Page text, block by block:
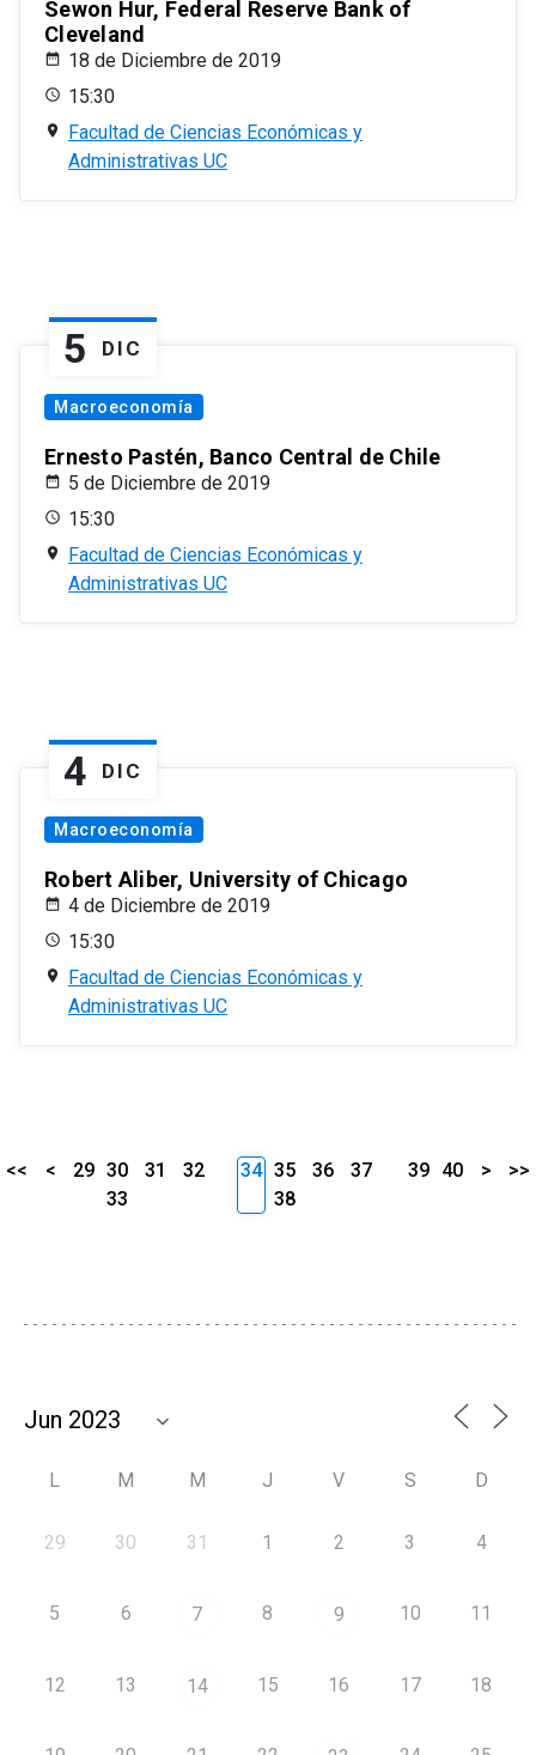
Sewon Hur, Federal Reserve Bank of
Cleveland
18 de Diciembre de 2019
15:30
Facultad de Ciencias Económicas y
Administrativas UC
5 DIC
Macroeconomía
Ernesto Pastén, Banco Central de Chile
5 de Diciembre de 2019
15:30
Facultad de Ciencias Económicas y
Administrativas UC
4 DIC
Macroeconomía
Robert Aliber, University of Chicago
4 de Diciembre de 2019
15:30
Facultad de Ciencias Económicas y
Administrativas UC
<< < 29 30 31
32
33
34 35 36
37
38
39 40 > >>
L M M J V S D
29 30 31 1 2 3 4
5 6 7 8 9 10 11
12 13 14 15 16 17 18